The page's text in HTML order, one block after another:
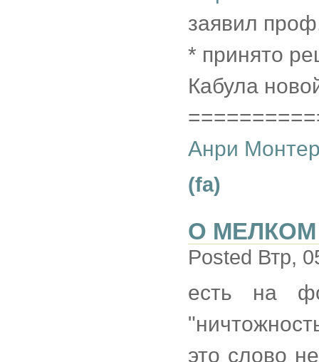
заявил
* принято
Кабула
Анри
(fa)
О МЕЛКОМ
Posted Втр,
есть на
это слово